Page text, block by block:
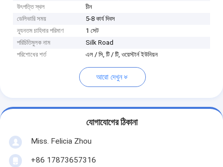
উৎপত্তি স্থল
চীন
ডেলিভারি সময়
5-8 কার্য দিবস
ন্যূনতম চাহিদার পরিমাণ
1 সেট
পরিচিতিমুলক নাম
Silk Road
পরিশোধের শর্ত
এল / সি, টি / টি, ওয়েস্টার্ন ইউনিয়ন
আরো দেখুন
যোগাযোগের ঠিকানা
Miss. Felicia Zhou
+86 17873657316